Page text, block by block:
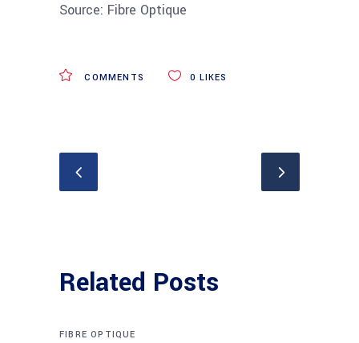
Source: Fibre Optique
COMMENTS 0 LIKES
Related Posts
FIBRE OPTIQUE